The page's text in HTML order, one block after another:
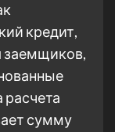
кредит,
заемщиков,
сумму